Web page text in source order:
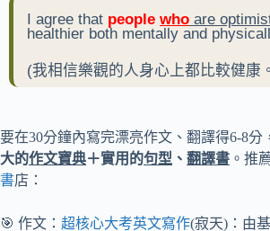
I agree that people who are
healthier both mentally and
(我相信樂觀的人身心上都比較健康
要在30分鐘內寫完漂亮作文、翻譯得6-8分
大的作文寶典＋實用的句型 、 翻譯書 。推
書店：
🎯 作文： 超核心大考英文寫作(寂天)：由